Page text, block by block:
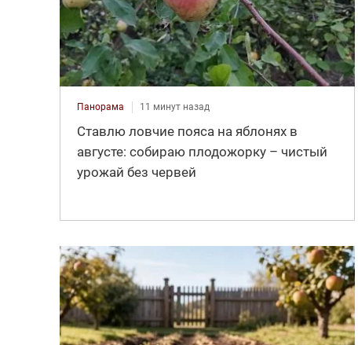
Панорама 11 минут назад
Ставлю ловчие пояса на яблонях в
августе: собираю плодожорку – чистый
урожай без червей